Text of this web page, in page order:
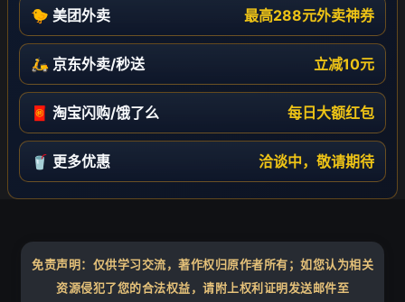
🐤 美团外卖 最高288元外卖神券
🛵 京东外卖/秒送 立减10元
🧧 淘宝闪购/饿了么 每日大额红包
🥤 更多优惠 洽谈中，敬请期待
免责声明：仅供学习交流，著作权归原作者所有；如您认为相关
资源侵犯了您的合法权益，请附上权利证明发送邮件至